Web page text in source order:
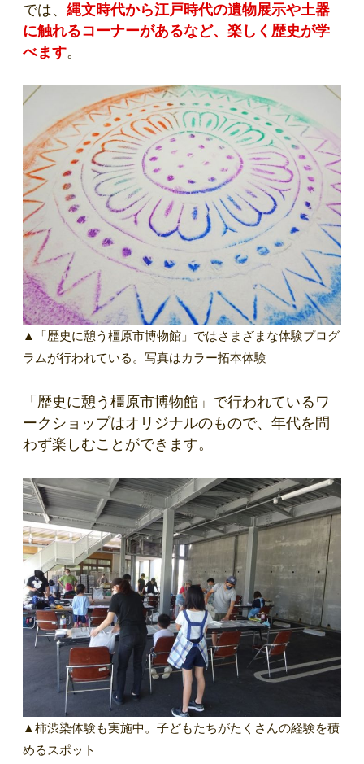
では、 縄文時代から江戸時代の遺物展示や土器
に触れるコーナーがあるなど、楽しく歴史が学
べます。
▲「歴史に憩う橿原市博物館」ではさまざまな体験プログ
ラムが行われている。写真はカラー拓本体験
「歴史に憩う橿原市博物館」で行われているワ
ークショップはオリジナルのもので、年代を問
わず楽しむことができます。
▲柿渋染体験も実施中。子どもたちがたくさんの経験を積
めるスポット